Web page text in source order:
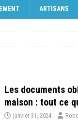
ARTISANS
Les documents
maison : tout ce
janvier 31, 2024